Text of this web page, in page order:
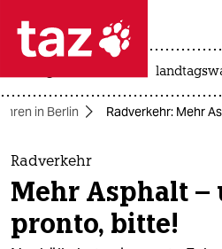
 taz zahl ich
taz zahl ich
themen
politik
öko
in Berlin Radverkehr: Mehr
Radverkehr
Mehr Asphalt –
pronto, bitte!